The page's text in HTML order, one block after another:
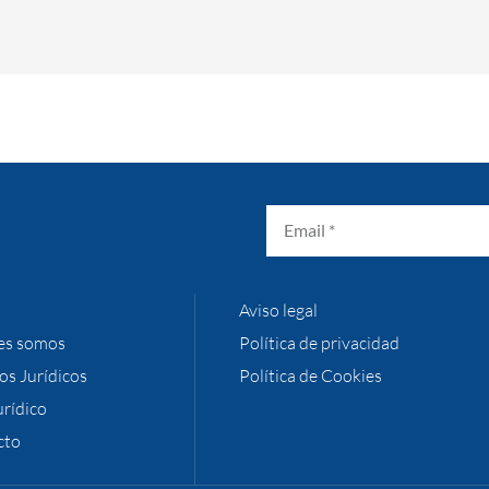
somos
Jurídicos
Aviso legal
Política de privacidad
Política de Cookies